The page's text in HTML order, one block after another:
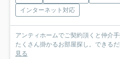
インターネット対応
アンティホームでご契約頂くと仲介
たくさん掛かるお部屋探し。できる
見る